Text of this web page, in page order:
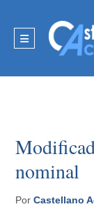
nominal
PorCastellano